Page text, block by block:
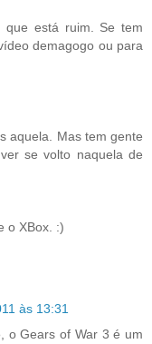
que está ruim. Se tem
demagogo ou para
aquela. Mas tem gente
se volto naquela de
o XBox. :)
às 13:31
o Gears of War 3 é um